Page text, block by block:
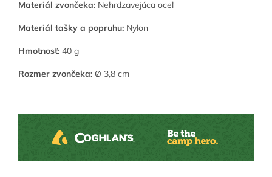
Materiál zvončeka: Nehrdzavejúca oceľ
Materiál tašky a popruhu: Nylon
Hmotnosť: 40 g
Rozmer zvončeka: Ø 3,8 cm